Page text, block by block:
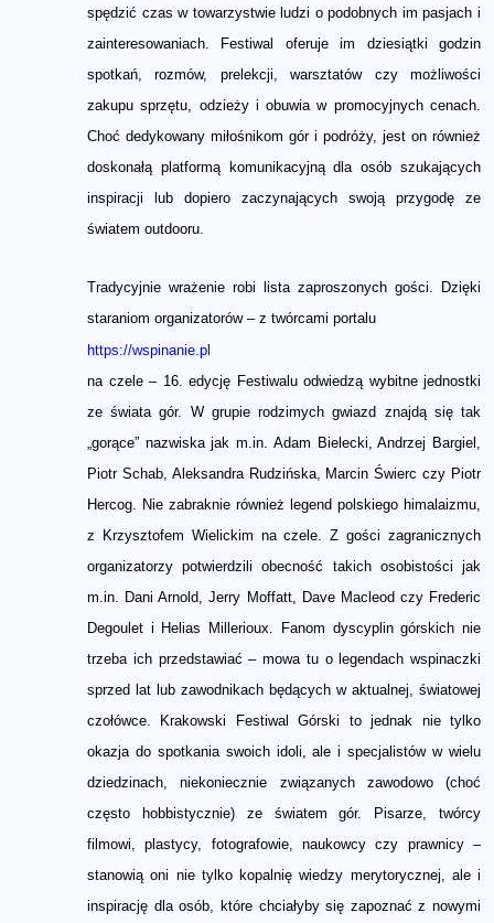
spędzić czas w towarzystwie ludzi o podobnych im pasjach i
zainteresowaniach. Festiwal oferuje im dziesiątki godzin
spotkań, rozmów, prelekcji, warsztatów czy możliwości
zakupu sprzętu, odzieży i obuwia w promocyjnych cenach.
Choć dedykowany miłośnikom gór i podróży, jest on również
doskonałą platformą komunikacyjną dla osób szukających
inspiracji lub dopiero zaczynających swoją przygodę ze
światem outdooru.
Tradycyjnie wrażenie robi lista zaproszonych gości. Dzięki
staraniom organizatorów – z twórcami portalu
https://wspinanie.pl
na czele – 16. edycję Festiwalu odwiedzą wybitne jednostki
ze świata gór. W grupie rodzimych gwiazd znajdą się tak
„gorące” nazwiska jak m.in. Adam Bielecki, Andrzej Bargiel,
Piotr Schab, Aleksandra Rudzińska, Marcin Świerc czy Piotr
Hercog. Nie zabraknie również legend polskiego himalaizmu,
z Krzysztofem Wielickim na czele. Z gości zagranicznych
organizatorzy potwierdzili obecność takich osobistości jak
m.in. Dani Arnold, Jerry Moffatt, Dave Macleod czy Frederic
Degoulet i Helias Millerioux. Fanom dyscyplin górskich nie
trzeba ich przedstawiać – mowa tu o legendach wspinaczki
sprzed lat lub zawodnikach będących w aktualnej, światowej
czołówce. Krakowski Festiwal Górski to jednak nie tylko
okazja do spotkania swoich idoli, ale i specjalistów w wielu
dziedzinach, niekoniecznie związanych zawodowo (choć
często hobbistycznie) ze światem gór. Pisarze, twórcy
filmowi, plastycy, fotografowie, naukowcy czy prawnicy –
stanowią oni nie tylko kopalnię wiedzy merytorycznej, ale i
inspirację dla osób, które chciałyby się zapoznać z nowymi